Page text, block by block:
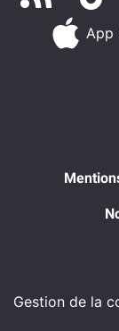
App
Gestion de la